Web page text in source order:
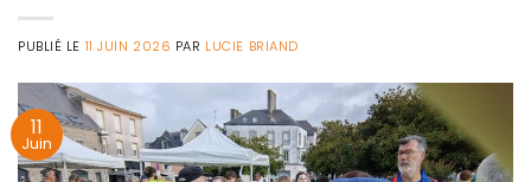
PUBLIÉ LE 11 JUIN 2026 PAR LUCIE BRIAND
11
Juin